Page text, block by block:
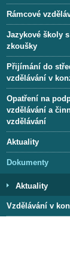
Rámcové
Jazykové školy
zkoušky
Přijímání do
vzdělávání v
Opatření na
vzdělávání a
vzdělávání
Aktuality
Dokumenty
Aktuality
Vzdělávání v